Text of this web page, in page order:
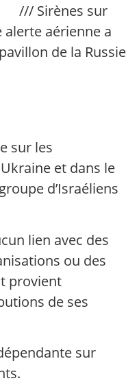
/// Sirènes sur
alerte aérienne a
de la Russie
sur les
et dans le
d’Israéliens
lien avec des
ou des
provient
de ses
sur